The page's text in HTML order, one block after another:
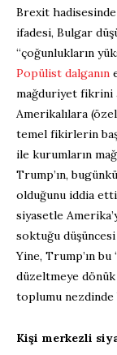
Brexit
ifadesi, Bulgar
“çoğunlukların
Popülist dalganın
mağduriyet fikrini
Amerikalılara
temel fikirlerin
ile kurumların
Trump’ın,
olduğunu iddia
siyasetle
soktuğu
Yine, Trump’ın
düzeltmeye
toplumu
Kişi merkezli